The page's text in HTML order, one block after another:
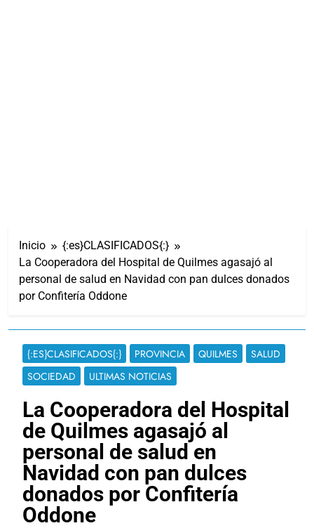
Inicio
{:es}CLASIFICADOS{:}
La Cooperadora del Hospital de Quilmes agasajó al
personal de salud en Navidad con pan dulces donados
por Confitería Oddone
{:ES}CLASIFICADOS{:} PROVINCIA QUILMES
SALUD
SOCIEDAD
ULTIMAS NOTICIAS
La Cooperadora del Hospital
de Quilmes agasajó al
personal de salud en
Navidad con pan dulces
donados por Confitería
Oddone